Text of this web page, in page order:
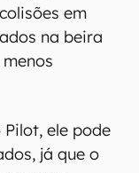
em
na beira
Pilot, ele pode
já que o